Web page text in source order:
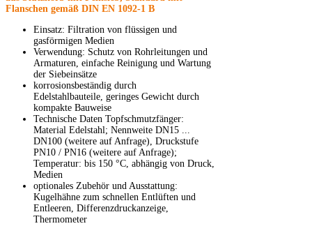
Flanschen gemäß DIN EN 1092-1 B
Einsatz: Filtration von flüssigen und
gasförmigen Medien
Verwendung: Schutz von Rohrleitungen und
Armaturen, einfache Reinigung und Wartung
der Siebeinsätze
korrosionsbeständig durch
Edelstahlbauteile, geringes Gewicht durch
kompakte Bauweise
Technische Daten Topfschmutzfänger:
Material Edelstahl; Nennweite DN15 ...
DN100 (weitere auf Anfrage), Druckstufe
PN10 / PN16 (weitere auf Anfrage);
Temperatur: bis 150 °C, abhängig von Druck,
Medien
optionales Zubehör und Ausstattung:
Kugelhähne zum schnellen Entlüften und
Entleeren, Differenzdruckanzeige,
Thermometer